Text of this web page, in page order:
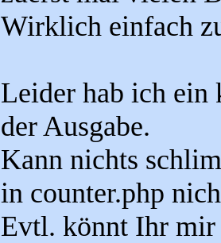
Wirklich einfach
Leider hab ich ein
der Ausgabe.
Kann nichts
in counter.php
Evtl. könnt Ihr mir